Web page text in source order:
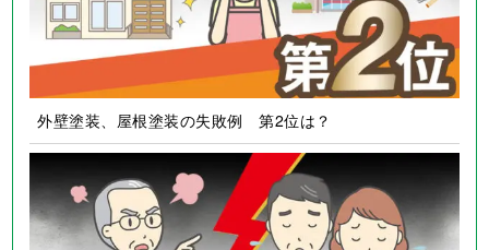
外壁塗装、屋根塗装の失敗例 第2位は？